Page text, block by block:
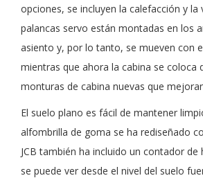
opciones, se incluyen la calefacción y la
palancas servo están montadas en los
asiento y, por lo tanto, se mueven con
mientras que ahora la cabina se coloca
monturas de cabina nuevas que
El suelo plano es fácil de mantener
alfombrilla de goma se ha rediseñado
JCB también ha incluido un contador de
se puede ver desde el nivel del suelo